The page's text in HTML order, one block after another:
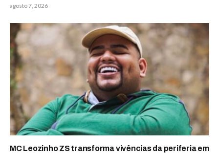
agosto 7, 2026
MC Leozinho ZS transforma vivências da periferia em